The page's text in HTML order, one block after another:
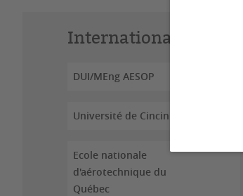
International
DUI/MEng AESOP
Université de Cincinnati
Ecole nationale
d'aérotechnique du
Québec